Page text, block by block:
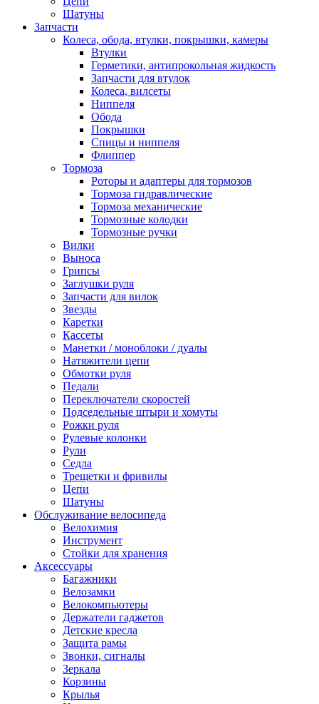
Шатуны
Запчасти
Колеса, обода, втулки, покрышки, камеры
Втулки
Герметики, антипрокольная жидкость
Запчасти для втулок
Колеса, вилсеты
Ниппеля
Обода
Покрышки
Спицы и ниппеля
Флиппер
Тормоза
Роторы и адаптеры для тормозов
Тормоза гидравлические
Тормоза механические
Тормозные колодки
Тормозные ручки
Вилки
Выноса
Грипсы
Заглушки руля
Запчасти для вилок
Звезды
Каретки
Кассеты
Манетки / моноблоки / дуалы
Натяжители цепи
Обмотки руля
Педали
Переключатели скоростей
Подседельные штыри и хомуты
Рожки руля
Рулевые колонки
Рули
Седла
Трещетки и фривилы
Цепи
Шатуны
Обслуживание велосипеда
Велохимия
Инструмент
Стойки для хранения
Аксессуары
Багажники
Велозамки
Велокомпьютеры
Держатели гаджетов
Детские кресла
Защита рамы
Звонки, сигналы
Зеркала
Корзины
Крылья